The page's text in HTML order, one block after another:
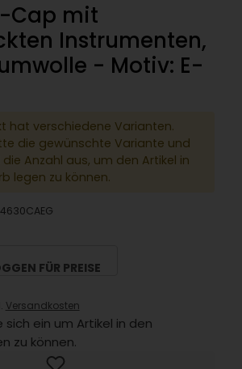
Cap mit
Instrumenten,
- Motiv: E-
hat verschiedene Varianten.
die gewünschte Variante und
Anzahl aus, um den Artikel in
legen zu können.
4630CAEG
FÜR PREISE
Versandkosten
ein um Artikel in den
zu können.